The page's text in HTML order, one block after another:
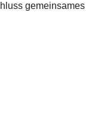
gemeinsames